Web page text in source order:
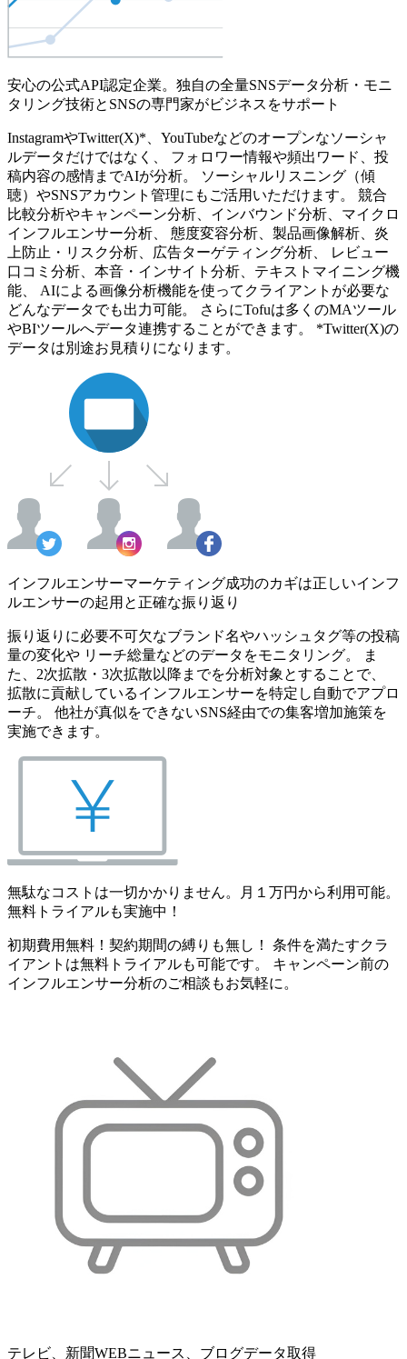
安心の公式API認定企業。独自の全量SNSデータ分析・モニ
タリング技術とSNSの専門家がビジネスをサポート
InstagramやTwitter(X)*、YouTubeなどのオープンなソーシャ
ルデータだけではなく、 フォロワー情報や頻出ワード、投
稿内容の感情までAIが分析。 ソーシャルリスニング（傾
聴）やSNSアカウント管理にもご活用いただけます。 競合
比較分析やキャンペーン分析、インバウンド分析、マイクロ
インフルエンサー分析、 態度変容分析、製品画像解析、炎
上防止・リスク分析、広告ターゲティング分析、 レビュー
口コミ分析、本音・インサイト分析、テキストマイニング機
能、 AIによる画像分析機能を使ってクライアントが必要な
どんなデータでも出力可能。 さらにTofuは多くのMAツール
やBIツールへデータ連携することができます。 *Twitter(X)の
データは別途お見積りになります。
インフルエンサーマーケティング成功のカギは正しいインフ
ルエンサーの起用と正確な振り返り
振り返りに必要不可欠なブランド名やハッシュタグ等の投稿
量の変化や リーチ総量などのデータをモニタリング。 ま
た、2次拡散・3次拡散以降までを分析対象とすることで、
拡散に貢献しているインフルエンサーを特定し自動でアプロ
ーチ。 他社が真似をできないSNS経由での集客増加施策を
実施できます。
無駄なコストは一切かかりません。月１万円から利用可能。
無料トライアルも実施中！
初期費用無料！契約期間の縛りも無し！ 条件を満たすクラ
イアントは無料トライアルも可能です。 キャンペーン前の
インフルエンサー分析のご相談もお気軽に。
テレビ、新聞WEBニュース、ブログデータ取得